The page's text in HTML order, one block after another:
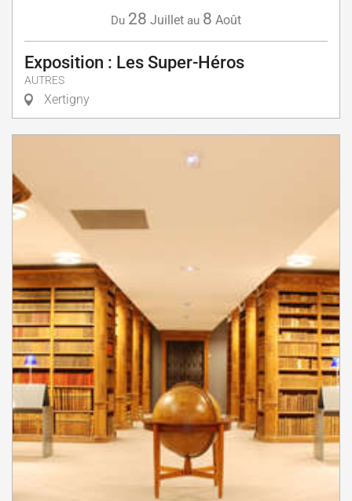
Du 28 Juillet au 8 Août
Exposition : Les Super-Héros
AUTRES
Xertigny